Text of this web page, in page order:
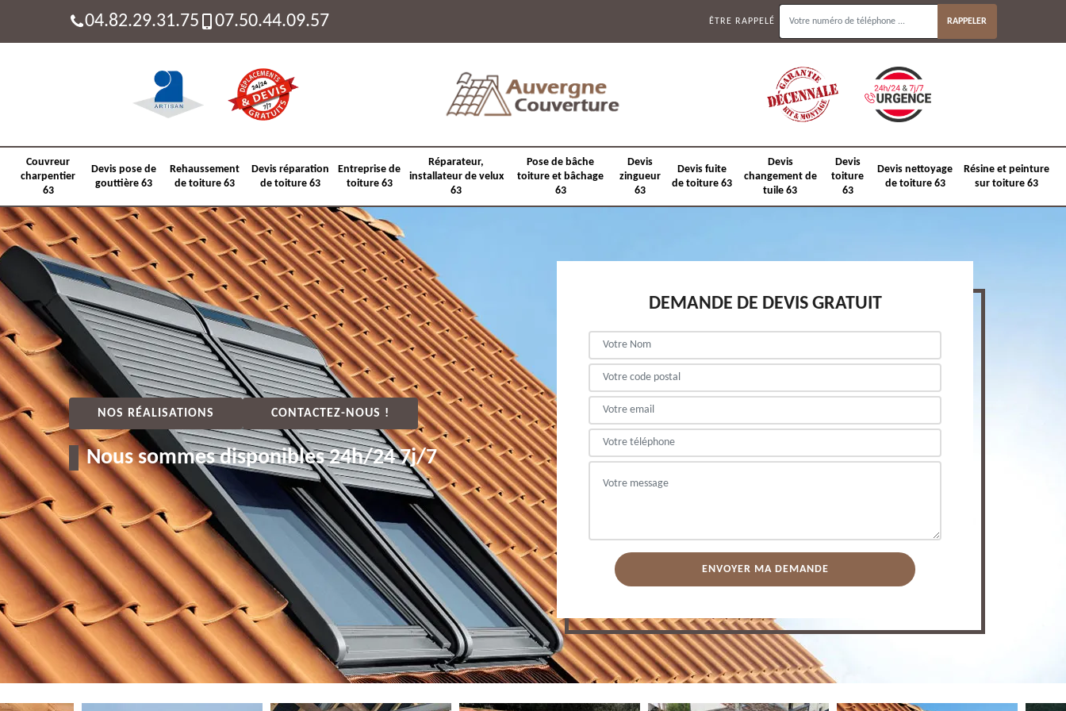
04.82.29.31.75 07.50.44.09.57 ÊTRE RAPPELÉ
Couvreur
charpentier
63
Devis pose de
gouttière 63
Rehaussement
de toiture 63
Devis réparation
de toiture 63
Entreprise de
toiture 63
Réparateur,
installateur de velux
63
Pose de bâche
toiture et bâchage
63
Devis
zingueur
63
Devis fuite
de toiture 63
Devis
changement de
tuile 63
Devis
toiture
63
Devis nettoyage
de toiture 63
Résine et peinture
sur toiture 63
NOS RÉALISATIONS CONTACTEZ-NOUS !
Nous sommes disponibles 24h/24 7j/7
DEMANDE DE DEVIS GRATUIT